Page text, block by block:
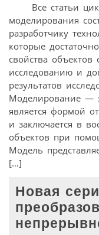
Все статьи
моделирования
разработчику
которые
свойства объектов
исследованию и
результатов
Моделирование —
является формой
и заключается в
объектов при
Модель
[…]
Новая